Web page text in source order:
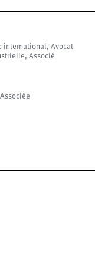
international, Avocat
Associé